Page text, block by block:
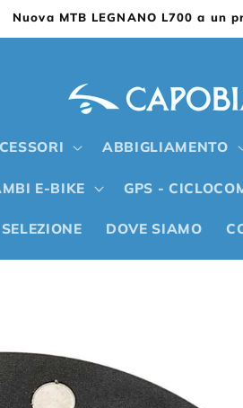
Nuova MTB LEGNANO L700 a un
ABBIGLIAMENTO
E-BIKE GPS -
DOVE SIAMO